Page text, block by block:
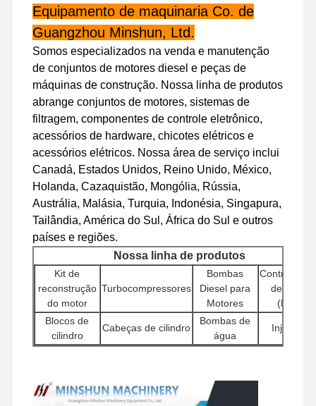
Motor Kubota
Motor Isuzu
Motor Cummins
motor a diesel
Motor de MITSUBISHI
Motor de escavadeira
jogo da reconstrução do motor
Bomba de injecção
Conjunto do turbocompressor
Outras Peças do Motor
Sistema de controlo eletrônico
componentes elétricos do motor
Peças Hidráulicas de Escavadeira
Equipamento de maquinaria Co. de
Guangzhou Minshun, Ltd.
Somos especializados na venda e manutenção
de conjuntos de motores diesel e peças de
máquinas de construção. Nossa linha de produtos
abrange conjuntos de motores, sistemas de
filtragem, componentes de controle eletrônico,
acessórios de hardware, chicotes elétricos e
acessórios elétricos. Nossa área de serviço inclui
Canadá, Estados Unidos, Reino Unido, México,
Holanda, Cazaquistão, Mongólia, Rússia,
Austrália, Malásia, Turquia, Indonésia, Singapura,
Tailândia, América do Sul, África do Sul e outros
países e regiões.
Nossa linha de produtos
Kit de
reconstrução
do motor
Turbocompressores
Bombas
Diesel para
Motores
de motor
(ECU)
Blocos de
cilindro
Cabeças de cilindro
Bombas de
água
Injetores
partida
motor